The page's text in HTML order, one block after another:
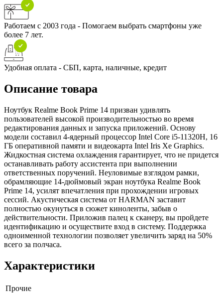
Работаем с 2003 года - Помогаем выбрать смартфоны уже
более 7 лет.
Удобная оплата - СБП, карта, наличные, кредит
Описание товара
Ноутбук Realme Book Prime 14 призван удивлять
пользователей высокой производительностью во время
редактирования данных и запуска приложений. Основу
модели составил 4-ядерный процессор Intel Core i5-11320H, 16
ГБ оперативной памяти и видеокарта Intel Iris Xe Graphics.
Жидкостная система охлаждения гарантирует, что не придется
останавливать работу ассистента при выполнении
ответственных поручений. Неуловимые взглядом рамки,
обрамляющие 14-дюймовый экран ноутбука Realme Book
Prime 14, усилят впечатления при прохождении игровых
сессий. Акустическая система от HARMAN заставит
полностью окунуться в сюжет киноленты, забыв о
действительности. Приложив палец к сканеру, вы пройдете
идентификацию и осуществите вход в систему. Поддержка
одноименной технологии позволяет увеличить заряд на 50%
всего за полчаса.
Характеристики
Прочие